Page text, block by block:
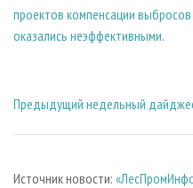
проектов компенсации
оказались неэффективными.
Предыдущий недельный
Источник новости: